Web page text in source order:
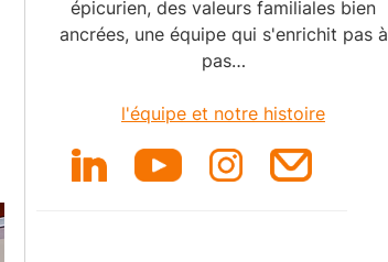
épicurien, des valeurs familiales bien
ancrées, une équipe qui s'enrichit pas à
pas…
l'équipe et notre histoire